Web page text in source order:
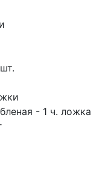
- 1 ч. ложка